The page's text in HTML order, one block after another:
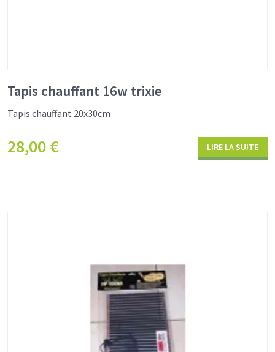
Tapis chauffant 16w trixie
Tapis chauffant 20x30cm
28,00€ LIRE LA SUITE